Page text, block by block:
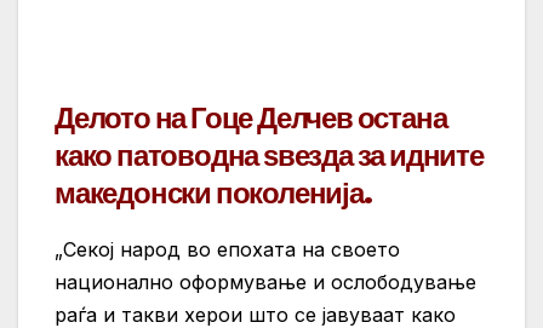
Делото на Гоце Делчев остана
како патоводна ѕвезда за идните
македонски поколенија.
„Секој народ во епохата на своето
национално оформување и ослободување
раѓа и такви херои што се јавуваат како